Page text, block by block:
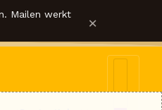
Mailen werkt ×